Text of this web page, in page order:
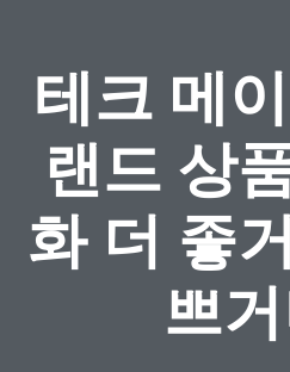
테크 메
랜드 상
화 더 좋
쁘